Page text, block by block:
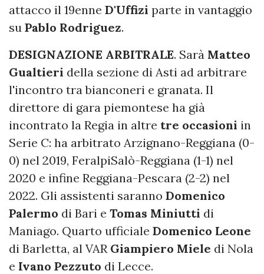
attacco il 19enne D'Uffizi parte in vantaggio
su Pablo Rodriguez.
DESIGNAZIONE ARBITRALE. Sarà Matteo
Gualtieri della sezione di Asti ad arbitrare
l'incontro tra bianconeri e granata. Il
direttore di gara piemontese ha già
incontrato la Regia in altre tre occasioni in
Serie C: ha arbitrato Arzignano-Reggiana (0-
0) nel 2019, FeralpiSalò-Reggiana (1-1) nel
2020 e infine Reggiana-Pescara (2-2) nel
2022. Gli assistenti saranno Domenico
Palermo di Bari e Tomas Miniutti di
Maniago. Quarto ufficiale Domenico Leone
di Barletta, al VAR Giampiero Miele di Nola
e Ivano Pezzuto di Lecce.